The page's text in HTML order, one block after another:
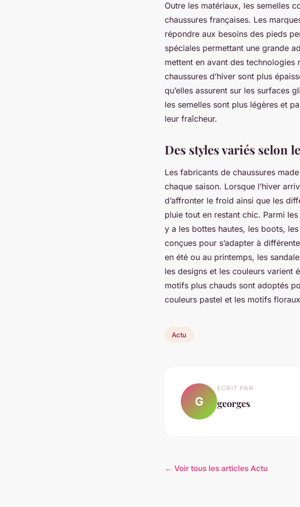
Outre les matériaux, les semelles
chaussures françaises. Les
répondre aux besoins des pieds
spéciales permettant une grande
mettent en avant des technologies
chaussures d’hiver sont plus
qu’elles assurent sur les surfaces
les semelles sont plus légères et
leur fraîcheur.
Des styles variés selon
Les fabricants de chaussures
chaque saison. Lorsque l’hiver
d’affronter le froid ainsi que les
pluie tout en restant chic. Parmi
y a les bottes hautes, les boots,
conçues pour s’adapter à
en été ou au printemps, les
les designs et les couleurs varient
motifs plus chauds sont adoptés
couleurs pastel et les motifs
Actu
G
ECRIT PAR
georges
← Voir tous les articles Actu